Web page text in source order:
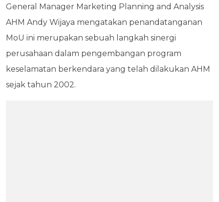
General Manager Marketing Planning and Analysis
AHM Andy Wijaya mengatakan penandatanganan
MoU ini merupakan sebuah langkah sinergi
perusahaan dalam pengembangan program
keselamatan berkendara yang telah dilakukan AHM
sejak tahun 2002.